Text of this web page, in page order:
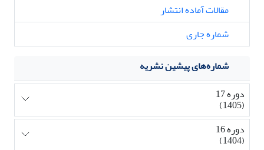
مقالات آماده انتشار
شماره جاری
شماره‌های پیشین نشریه
دوره 17
(1405)
دوره 16
(1404)